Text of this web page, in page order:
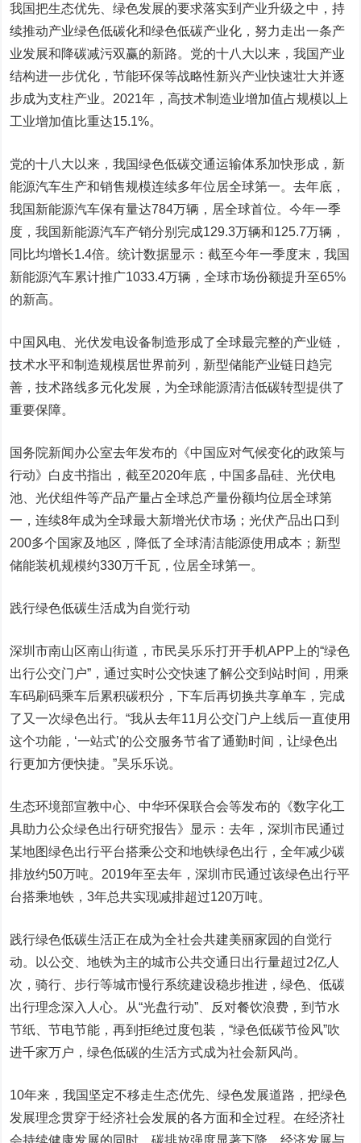
我国把生态优先、绿色发展的要求落实到产业升级之中，持
续推动产业绿色低碳化和绿色低碳产业化，努力走出一条产
业发展和降碳减污双赢的新路。党的十八大以来，我国产业
结构进一步优化，节能环保等战略性新兴产业快速壮大并逐
步成为支柱产业。2021年，高技术制造业增加值占规模以上
工业增加值比重达15.1%。
党的十八大以来，我国绿色低碳交通运输体系加快形成，新
能源汽车生产和销售规模连续多年位居全球第一。去年底，
我国新能源汽车保有量达784万辆，居全球首位。今年一季
度，我国新能源汽车产销分别完成129.3万辆和125.7万辆，
同比均增长1.4倍。统计数据显示：截至今年一季度末，我国
新能源汽车累计推广1033.4万辆，全球市场份额提升至65%
的新高。
中国风电、光伏发电设备制造形成了全球最完整的产业链，
技术水平和制造规模居世界前列，新型储能产业链日趋完
善，技术路线多元化发展，为全球能源清洁低碳转型提供了
重要保障。
国务院新闻办公室去年发布的《中国应对气候变化的政策与
行动》白皮书指出，截至2020年底，中国多晶硅、光伏电
池、光伏组件等产品产量占全球总产量份额均位居全球第
一，连续8年成为全球最大新增光伏市场；光伏产品出口到
200多个国家及地区，降低了全球清洁能源使用成本；新型
储能装机规模约330万千瓦，位居全球第一。
践行绿色低碳生活成为自觉行动
深圳市南山区南山街道，市民吴乐乐打开手机APP上的“绿色
出行公交门户”，通过实时公交快速了解公交到站时间，用乘
车码刷码乘车后累积碳积分，下车后再切换共享单车，完成
了又一次绿色出行。“我从去年11月公交门户上线后一直使用
这个功能，‘一站式’的公交服务节省了通勤时间，让绿色出
行更加方便快捷。”吴乐乐说。
生态环境部宣教中心、中华环保联合会等发布的《数字化工
具助力公众绿色出行研究报告》显示：去年，深圳市民通过
某地图绿色出行平台搭乘公交和地铁绿色出行，全年减少碳
排放约50万吨。2019年至去年，深圳市民通过该绿色出行平
台搭乘地铁，3年总共实现减排超过120万吨。
践行绿色低碳生活正在成为全社会共建美丽家园的自觉行
动。以公交、地铁为主的城市公共交通日出行量超过2亿人
次，骑行、步行等城市慢行系统建设稳步推进，绿色、低碳
出行理念深入人心。从“光盘行动”、反对餐饮浪费，到节水
节纸、节电节能，再到拒绝过度包装，“绿色低碳节俭风”吹
进千家万户，绿色低碳的生活方式成为社会新风尚。
10年来，我国坚定不移走生态优先、绿色发展道路，把绿色
发展理念贯穿于经济社会发展的各方面和全过程。在经济社
会持续健康发展的同时，碳排放强度显著下降，经济发展与